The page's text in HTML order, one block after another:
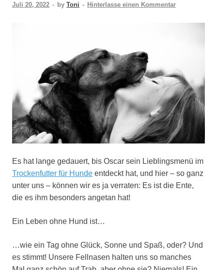
Juli 20, 2022 - by Toni - Hinterlasse einen Kommentar
Es hat lange gedauert, bis Oscar sein Lieblingsmenü im
Trockenfutter für Hunde entdeckt hat, und hier – so ganz
unter uns – können wir es ja verraten: Es ist die Ente,
die es ihm besonders angetan hat!
Ein Leben ohne Hund ist…
…wie ein Tag ohne Glück, Sonne und Spaß, oder? Und
es stimmt! Unsere Fellnasen halten uns so manches